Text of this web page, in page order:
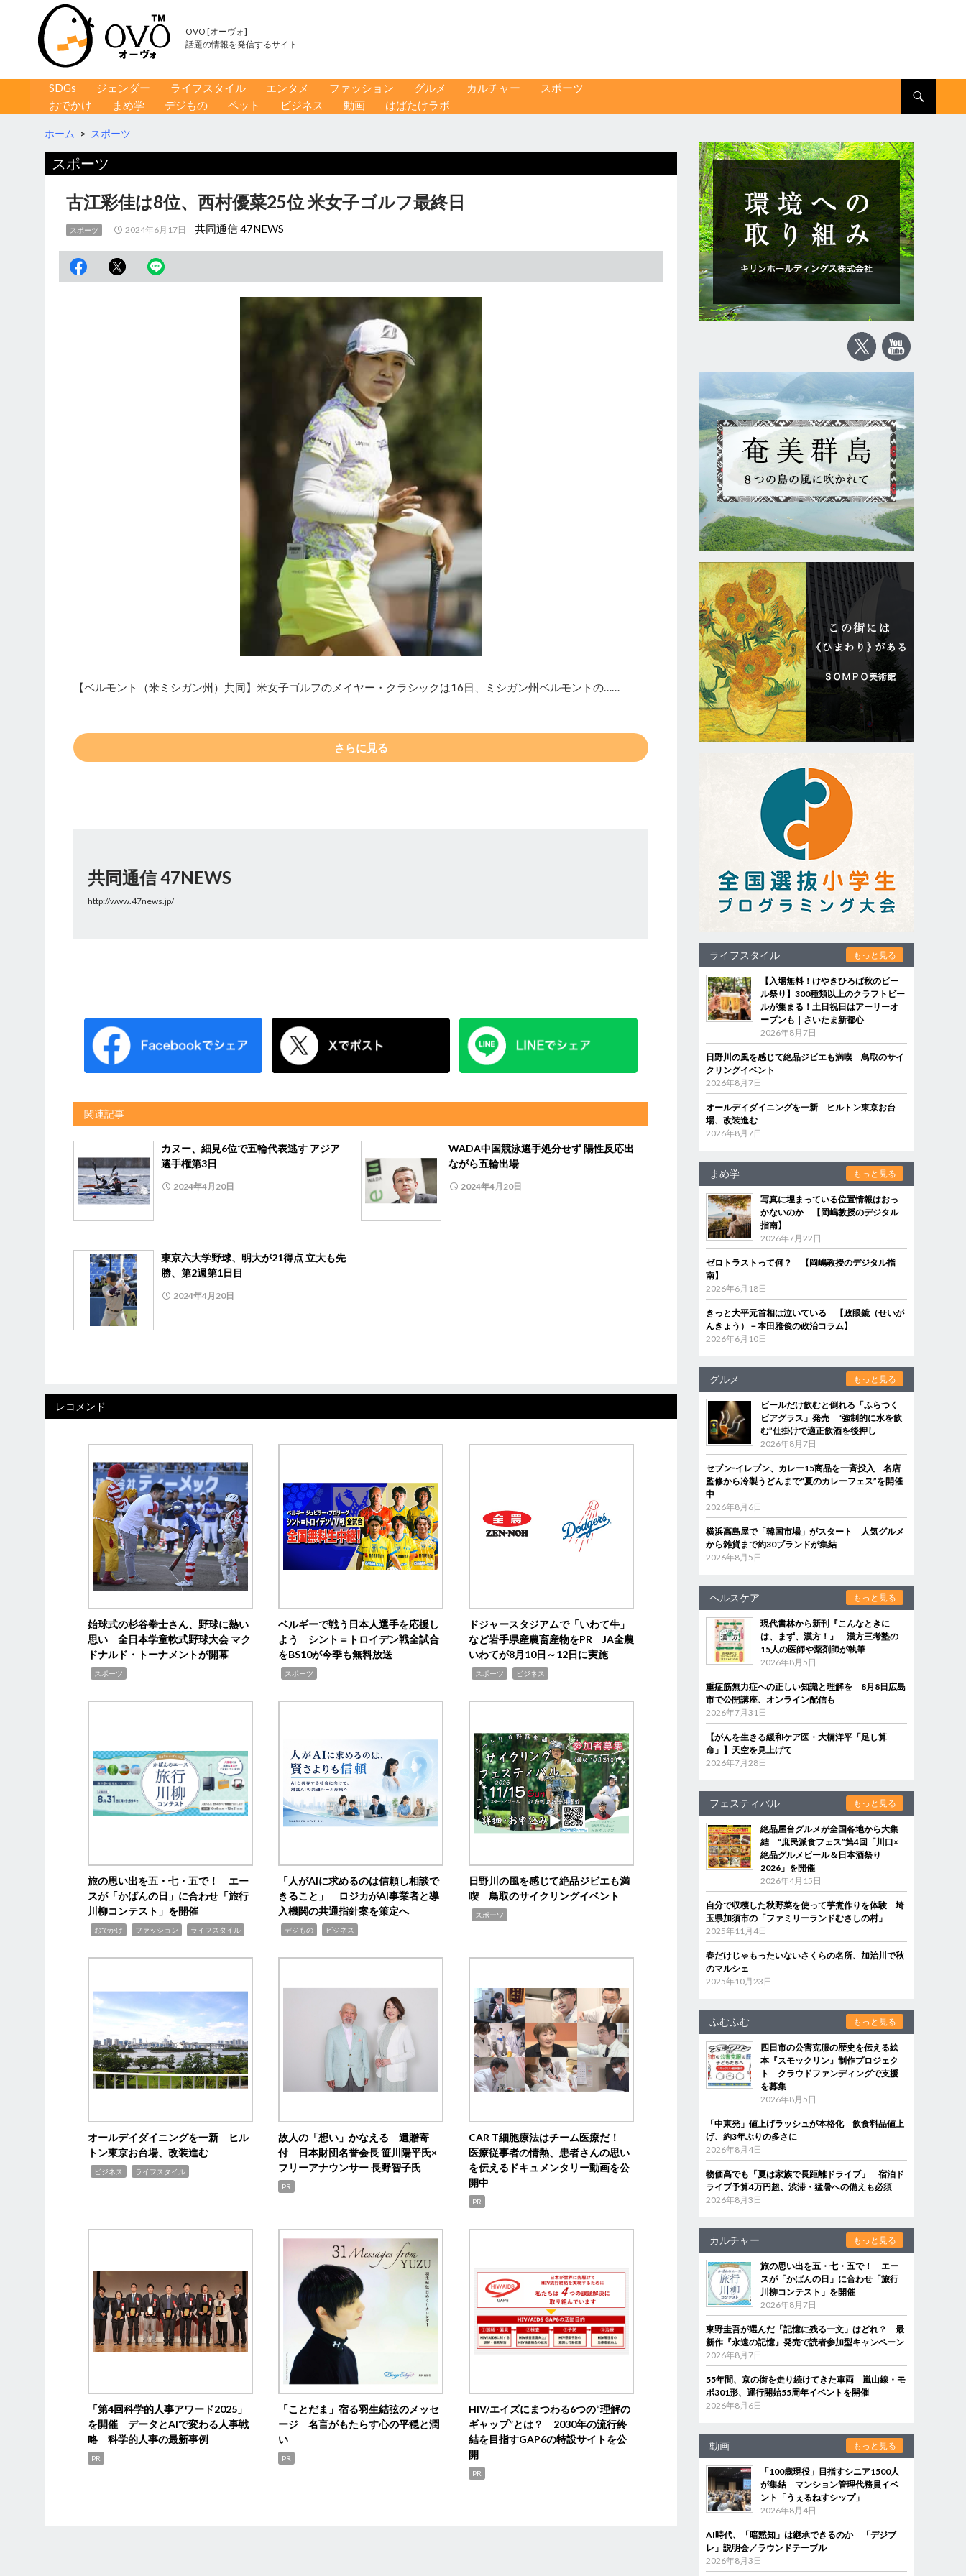
OVO [オーヴォ]
話題の情報を発信するサイト
コンテンツへ移動
SDGs ジェンダー ライフスタイル エンタメ ファッション グルメ カルチャー
スポーツ
おでかけ
まめ学 デジもの ペット ビジネス 動画 はばたけラボ
ホーム > スポーツ
スポーツ
古江彩佳は8位、西村優菜25位 米女子ゴルフ最終日
スポーツ 2024年6月17日 共同通信 47NEWS
【ベルモント（米ミシガン州）共同】米女子ゴルフのメイヤー・クラシックは16日、ミシガン州ベルモントの……
さらに見る
共同通信 47NEWS
http://www.47news.jp/
関連記事
カヌー、細見6位で五輪代表逃す アジア
選手権第3日
2024年4月20日
WADA中国競泳選手処分せず 陽性反応出
ながら五輪出場
2024年4月20日
東京六大学野球、明大が21得点 立大も先
勝、第2週第1日目
2024年4月20日
レコメンド
始球式の杉谷拳士さん、野球に熱い
思い 全日本学童軟式野球大会 マク
ドナルド・トーナメントが開幕
スポーツ
ベルギーで戦う日本人選手を応援し
よう シント＝トロイデン戦全試合
をBS10が今季も無料放送
スポーツ
ドジャースタジアムで「いわて牛」
など岩手県産農畜産物をPR JA全農
いわてが8月10日～12日に実施
スポーツ ビジネス
旅の思い出を五・七・五で！ エー
スが「かばんの日」に合わせ「旅行
川柳コンテスト」を開催
おでかけ ファッション ライフスタイル
「人がAIに求めるのは信頼し相談で
きること」 ロジカがAI事業者と導
入機関の共通指針案を策定へ
デジもの ビジネス
日野川の風を感じて絶品ジビエも満
喫 鳥取のサイクリングイベント
スポーツ
オールデイダイニングを一新 ヒル
トン東京お台場、改装進む
ビジネス ライフスタイル
故人の「想い」かなえる 遺贈寄
付 日本財団名誉会長 笹川陽平氏×
フリーアナウンサー 長野智子氏
PR
CAR T細胞療法はチーム医療だ！
医療従事者の情熱、患者さんの思い
を伝えるドキュメンタリー動画を公
開中
PR
「第4回科学的人事アワード2025」
を開催 データとAIで変わる人事戦
略 科学的人事の最新事例
PR
「ことだま」宿る羽生結弦のメッセ
ージ 名言がもたらす心の平穏と潤
い
PR
HIV/エイズにまつわる6つの“理解の
ギャップ”とは？ 2030年の流行終
結を目指すGAP6の特設サイトを公
開
PR
ライフスタイル もっと見る
【入場無料！けやきひろば秋のビー
ル祭り】300種類以上のクラフトビー
ルが集まる！土日祝日はアーリーオ
ープンも｜さいたま新都心
2026年8月7日
日野川の風を感じて絶品ジビエも満喫 鳥取のサイ
クリングイベント
2026年8月7日
オールデイダイニングを一新 ヒルトン東京お台
場、改装進む
2026年8月7日
まめ学 もっと見る
写真に埋まっている位置情報はおっ
かないのか 【岡嶋教授のデジタル
指南】
2026年7月22日
ゼロトラストって何？ 【岡嶋教授のデジタル指
南】
2026年6月18日
きっと大平元首相は泣いている 【政眼鏡（せいが
んきょう）－本田雅俊の政治コラム】
2026年6月10日
グルメ もっと見る
ビールだけ飲むと倒れる「ふらつく
ビアグラス」発売 “強制的に水を飲
む”仕掛けで適正飲酒を後押し
2026年8月7日
セブン‐イレブン、カレー15商品を一斉投入 名店
監修から冷製うどんまで“夏のカレーフェス”を開催
中
2026年8月6日
横浜高島屋で「韓国市場」がスタート 人気グルメ
から雑貨まで約30ブランドが集結
2026年8月5日
ヘルスケア もっと見る
現代書林から新刊『こんなときに
は、まず、漢方！』 漢方三考塾の
15人の医師や薬剤師が執筆
2026年8月5日
重症筋無力症への正しい知識と理解を 8月8日広島
市で公開講座、オンライン配信も
2026年7月31日
【がんを生きる緩和ケア医・大橋洋平「足し算
命」】天空を見上げて
2026年7月28日
フェスティバル もっと見る
絶品屋台グルメが全国各地から大集
結 “庶民派食フェス”第4回「川口×
絶品グルメビール＆日本酒祭り
2026」を開催
2026年4月15日
自分で収穫した秋野菜を使って芋煮作りを体験 埼
玉県加須市の「ファミリーランドむさしの村」
2025年11月4日
春だけじゃもったいないさくらの名所、加治川で秋
のマルシェ
2025年10月23日
ふむふむ もっと見る
四日市の公害克服の歴史を伝える絵
本『スモックリン』制作プロジェク
ト クラウドファンディングで支援
を募集
2026年8月5日
「中東発」値上げラッシュが本格化 飲食料品値上
げ、約3年ぶりの多さに
2026年8月4日
物価高でも「夏は家族で長距離ドライブ」 宿泊ド
ライブ予算4万円超、渋滞・猛暑への備えも必須
2026年8月3日
カルチャー もっと見る
旅の思い出を五・七・五で！ エー
スが「かばんの日」に合わせ「旅行
川柳コンテスト」を開催
2026年8月7日
東野圭吾が選んだ「記憶に残る一文」はどれ？ 最
新作『永遠の記憶』発売で読者参加型キャンペーン
2026年8月7日
55年間、京の街を走り続けてきた車両 嵐山線・モ
ボ301形、運行開始55周年イベントを開催
2026年8月6日
動画 もっと見る
「100歳現役」目指すシニア1500人
が集結 マンション管理代務員イベ
ント「うぇるねすシップ」
2026年8月4日
AI時代、「暗黙知」は継承できるのか 「デジブ
レ」説明会／ラウンドテーブル
2026年8月3日